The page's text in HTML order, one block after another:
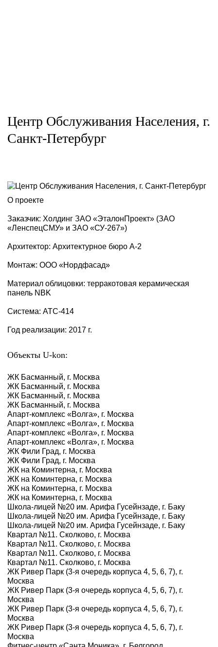
Центр Обслуживания Населения, г.
Санкт-Петербург
О проекте
Заказчик: Холдинг ЗАО «ЭталонПроект» (ЗАО
«ЛенспецСМУ» и ЗАО «СУ-267»)
Архитектор: Архитектурное бюро А-2
Монтаж: ООО «Нордфасад»
Материал облицовки: терракотовая керамическая
панель NBK
Система: АТС-414
Год реализации: 2017 г.
Объекты U-kon:
ЖК Басманный, г. Москва
ЖК Басманный, г. Москва
ЖК Басманный, г. Москва
ЖК Басманный, г. Москва
Апарт-комплекс «Волга», г. Москва
Апарт-комплекс «Волга», г. Москва
Апарт-комплекс «Волга», г. Москва
Апарт-комплекс «Волга», г. Москва
ЖК Фили Град, г. Москва
ЖК Фили Град, г. Москва
ЖК на Коминтерна, г. Москва
ЖК на Коминтерна, г. Москва
ЖК на Коминтерна, г. Москва
ЖК на Коминтерна, г. Москва
Школа-лицей №20 им. Арифа Гусейнзаде, г. Баку
Школа-лицей №20 им. Арифа Гусейнзаде, г. Баку
Школа-лицей №20 им. Арифа Гусейнзаде, г. Баку
Квартал №11. Сколково, г. Москва
Квартал №11. Сколково, г. Москва
Квартал №11. Сколково, г. Москва
Квартал №11. Сколково, г. Москва
ЖК Ривер Парк (3-я очередь корпуса 4, 5, 6, 7), г.
Москва
ЖК Ривер Парк (3-я очередь корпуса 4, 5, 6, 7), г.
Москва
ЖК Ривер Парк (3-я очередь корпуса 4, 5, 6, 7), г.
Москва
ЖК Ривер Парк (3-я очередь корпуса 4, 5, 6, 7), г.
Москва